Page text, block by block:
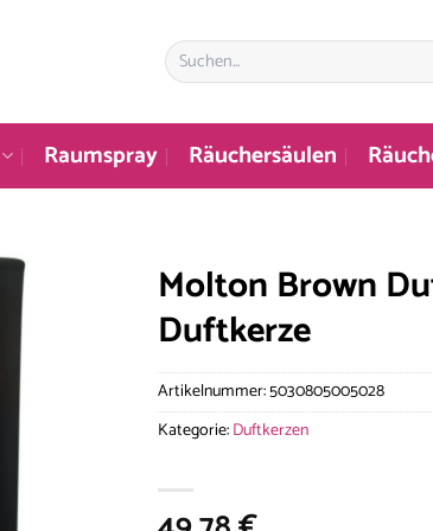
Suchen
nach:
Raumspray Räuchersäulen
Molton Brown
Duftkerze
Artikelnummer:5030805005028
Kategorie:Duftkerzen